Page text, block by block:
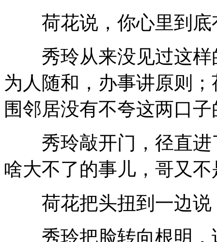
荷花说，你心里到底
秀玲从来没见过这样
为人随和，办事讲原则
围邻居没有不夸这两口子
秀玲敲开门，径直进
啥大不了的事儿，哥又
荷花把头扭到一边说
秀玲把脸转向根明，